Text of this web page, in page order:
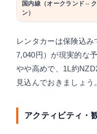
国内線（オークランド⇔
ン）
レンタカーは保険込
7,040円）が現実的な
やや高めで、1L約
見込んでおきましょう
アクティビティ・